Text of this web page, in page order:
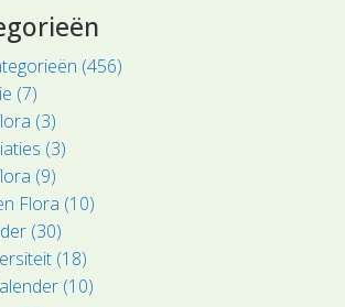
(456)
(7)
(3)
(3)
(9)
Flora (10)
(30)
(18)
(10)